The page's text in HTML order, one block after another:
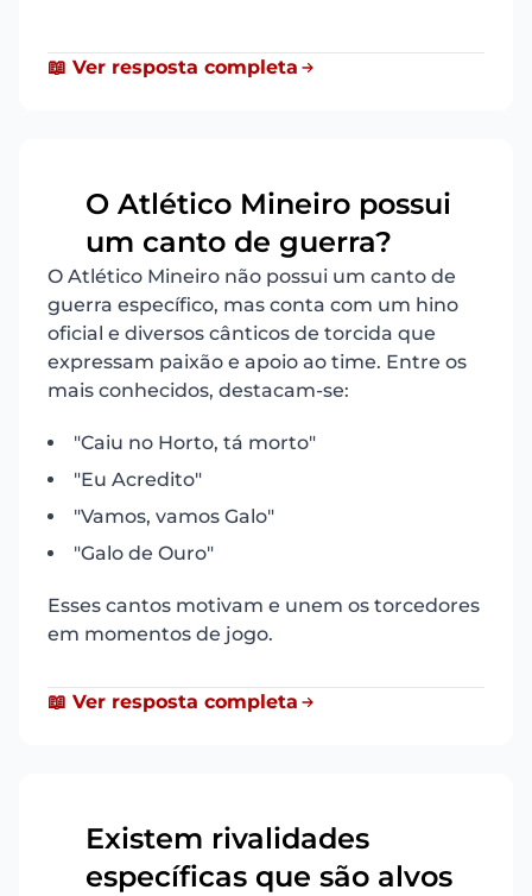
📖 Ver resposta completa
O Atlético Mineiro possui
um canto de guerra?
O Atlético Mineiro não possui um canto de
guerra específico, mas conta com um hino
oficial e diversos cânticos de torcida que
expressam paixão e apoio ao time. Entre os
mais conhecidos, destacam-se:
"Caiu no Horto, tá morto"
"Eu Acredito"
"Vamos, vamos Galo"
"Galo de Ouro"
Esses cantos motivam e unem os torcedores
em momentos de jogo.
📖 Ver resposta completa
Existem rivalidades
específicas que são alvos